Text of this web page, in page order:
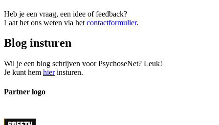
Heb je een vraag, een idee of feedback?
Laat het ons weten via het contactformulier.
Blog insturen
Wil je een blog schrijven voor PsychoseNet? Leuk!
Je kunt hem hierinsturen.
Partner logo